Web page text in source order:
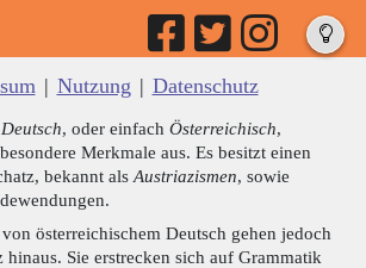
| Nutzung | Datenschutz
, oder einfach Österreichisch,
Merkmale aus. Es besitzt einen
bekannt als Austriazismen, sowie
österreichischem Deutsch gehen jedoch
hinaus. Sie erstrecken sich auf Grammatik